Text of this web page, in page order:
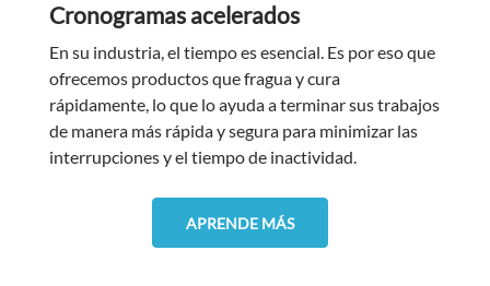
Cronogramas acelerados
En su industria, el tiempo es esencial. Es por eso que
ofrecemos productos que fragua y cura
rápidamente, lo que lo ayuda a terminar sus trabajos
de manera más rápida y segura para minimizar las
interrupciones y el tiempo de inactividad.
APRENDE MÁS